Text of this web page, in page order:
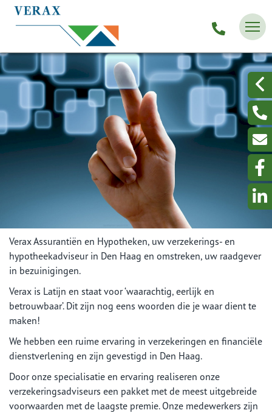
Verax Assurantiën en Hypotheken, uw verzekerings- en
hypotheekadviseur in Den Haag en omstreken, uw raadgever
in bezuinigingen.
Verax is Latijn en staat voor ‘waarachtig, eerlijk en
betrouwbaar’. Dit zijn nog eens woorden die je waar dient te
maken!
We hebben een ruime ervaring in verzekeringen en financiële
dienstverlening en zijn gevestigd in Den Haag.
Door onze specialisatie en ervaring realiseren onze
verzekeringsadviseurs een pakket met de meest uitgebreide
voorwaarden met de laagste premie. Onze medewerkers zijn